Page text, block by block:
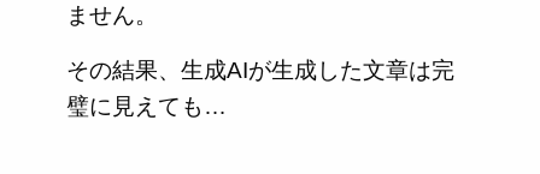
ません。
その結果、生成AIが生成した文章は完
璧に見えても…